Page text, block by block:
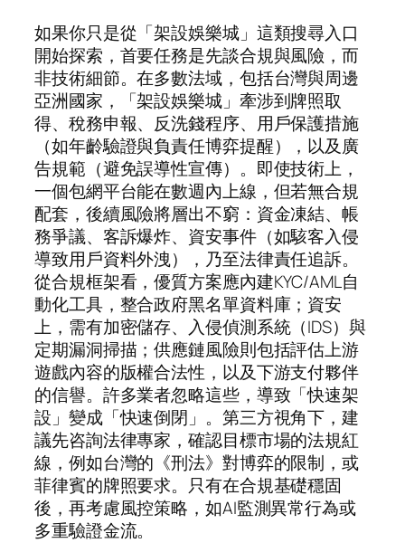
如果你只是從「架設娛樂城」這類搜尋入口
開始探索，首要任務是先談合規與風險，而
非技術細節。在多數法域，包括台灣與周邊
亞洲國家，「架設娛樂城」牽涉到牌照取
得、稅務申報、反洗錢程序、用戶保護措施
（如年齡驗證與負責任博弈提醒），以及廣
告規範（避免誤導性宣傳）。即使技術上，
一個包網平台能在數週內上線，但若無合規
配套，後續風險將層出不窮：資金凍結、帳
務爭議、客訴爆炸、資安事件（如駭客入侵
導致用戶資料外洩），乃至法律責任追訴。
從合規框架看，優質方案應內建KYC/AML自
動化工具，整合政府黑名單資料庫；資安
上，需有加密儲存、入侵偵測系統（IDS）與
定期漏洞掃描；供應鏈風險則包括評估上游
遊戲內容的版權合法性，以及下游支付夥伴
的信譽。許多業者忽略這些，導致「快速架
設」變成「快速倒閉」。第三方視角下，建
議先咨詢法律專家，確認目標市場的法規紅
線，例如台灣的《刑法》對博弈的限制，或
菲律賓的牌照要求。只有在合規基礎穩固
後，再考慮風控策略，如AI監測異常行為或
多重驗證金流。